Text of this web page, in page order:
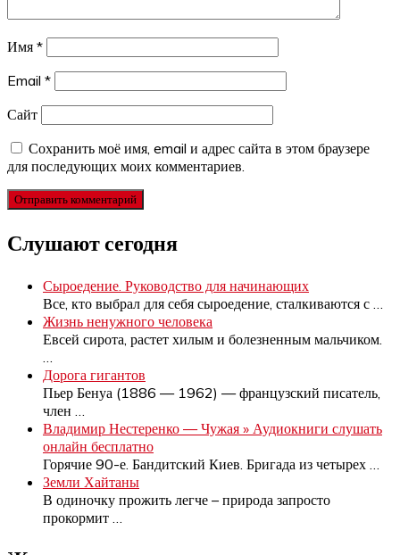
Имя *
Email *
Сайт
Сохранить моё имя, email и адрес сайта в этом браузере
для последующих моих комментариев.
Слушают сегодня
Сыроедение. Руководство для начинающих
Все, кто выбрал для себя сыроедение, сталкиваются с
Жизнь ненужного человека
Евсей сирота, растет хилым и болезненным мальчиком.
Дорога гигантов
Пьер Бенуа (1886 — 1962) — французский писатель,
член
Владимир Нестеренко — Чужая » Аудиокниги слушать
онлайн бесплатно
Горячие 90-е. Бандитский Киев. Бригада из четырех
Земли Хайтаны
В одиночку прожить легче – природа запросто
прокормит